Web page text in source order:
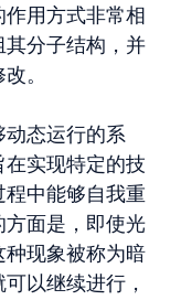
用方式非常相
分子结构，并
。
态运行的系
实现特定的技
中能够自我重
面是，即使光
现象被称为暗
以继续进行，